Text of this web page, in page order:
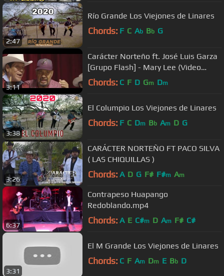
2:47
Río Grande Los Viejones de Linares
Chords: F C Ab Bb G
3:11
Carácter Norteño ft. José Luis Garza
[Grupo Flash] - Mary Lee (Video
Oficial)
Chords: C F D Gm Dm
3:38
El Columpio Los Viejones de Linares
Chords: F C Dm Bb Am D G
3:26
CARÁCTER NORTEÑO FT PACO SILVA
( LAS CHIQUILLAS )
Chords: A D G F# F#m Am
6:37
Contrapeso Huapango
Redoblando.mp4
Chords: A E C#m D Am F# C#
3:31
El M Grande Los Viejones de Linares
Chords: C F Am Dm E Bb D